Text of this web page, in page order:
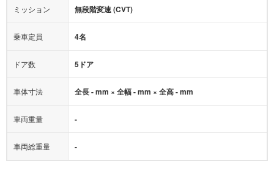
オートマチックハイビーム
ミッション 無段階変速 (CVT)
乗車定員 4名
ドア数 5ドア
車体寸法 全長 - mm × 全幅 - mm × 全高 - mm
車両重量 -
車両総重量 -